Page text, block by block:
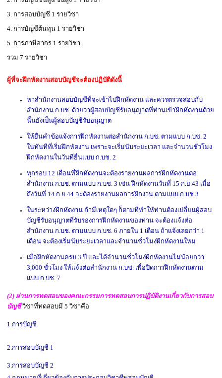
3. การสอบบัญชี 1 รายวิชา
4. การบัญชีต้นทุน 1 รายวิชา
5. การภาษีอากร 1 รายวิชา
รวม 7 รายวิชา
ผู้ที่จะฝึกหัดงานสอบบัญชีจะต้องปฏิบัติดังนี้
หาสำนักงานสอบบัญชีที่จะเข้าไปฝึกหัดงาน และควรตรวจสอบกับ
สำนักงาน ก.บช. ด้วยว่าผู้สอบบัญชีรับอนุญาตที่ท่านเข้าฝึกหัดงานด้วย
นั้นยังเป็นผู้สอบบัญชีรับอนุญาต
ให้ยื่นคำข้อแจ้งการฝึกหัดงานต่อสำนักงาน ก.บช. ตามแบบ ก.บช. 2
ในทันทีที่เริ่มฝึกหัดงาน เพราะจะเริ่มนับระยะเวลา และจำนวนชั่วโมง
ฝึกหัดงานในวันที่ยื่นแบบ ก.บช. 2
ทุกรอบ 12 เดือนที่ฝึกหัดงานจะต้องรายงานผลการฝึกหัดงานต่อ
สำนักงาน ก.บช. ตามแบบ ก.บช. 3 เช่น ฝึกหัดงานวันที่ 15 ก.ย.43 เมื่อ
ถึงวันที่ 14 ก.ย.44 จะต้องรายงานผลการฝึกงาน ตามแบบ ก.บช.3
ในระหว่างฝึกหัดงาน ถ้ามีเหตุใดๆ ก็ตามที่ทำให้ท่านต้องเปลี่ยนผู้สอบ
บัญชีรับอนุญาตที่รับรองการฝึกหัดงานของท่าน จะต้องแจ้งต่อ
สำนักงาน ก.บช. ตามแบบ ก.บช. 6 ภายใน 1 เดือน ถ้าแจ้งเลยกว่า 1
เดือน จะต้องเริ่มนับระยะเวลาและจำนวนชั่วโมงฝึกหัดงานใหม่
เมื่อฝึกหัดงานครบ 3 ปี และได้จำนวนชั่วโมงฝึกหัดงานไม่น้อยกว่า
3,000 ชั่วโมง ให้แจ้งต่อสำนักงาน ก.บช. เพื่อปิดการฝึกหัดงานตาม
แบบ ก.บช. 7
(2) ผ่านการทดสอบของคณะกรรมการทดสอบการปฏิบัติงานเกี่ยวกับการสอบ
บัญช วิชาที่ทดสอบมี 5 วิชาคือ
1.การบัญชี
2.การสอบบัญชี 1
3.การสอบบัญชี 2